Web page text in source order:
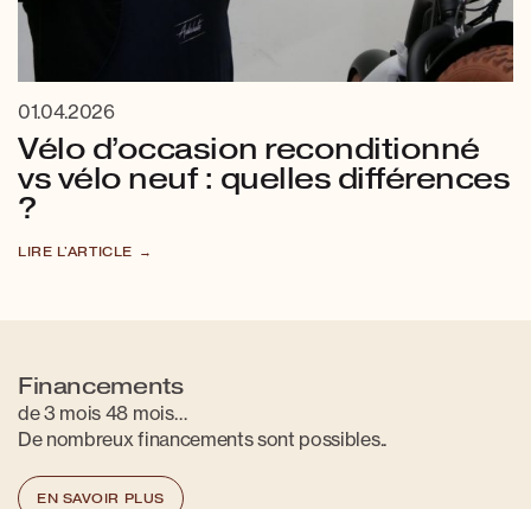
01.04.2026
Vélo d’occasion reconditionné
vs vélo neuf : quelles différences
?
LIRE L'ARTICLE
Financements
de 3 mois 48 mois…
De nombreux financements sont possibles..
EN SAVOIR PLUS